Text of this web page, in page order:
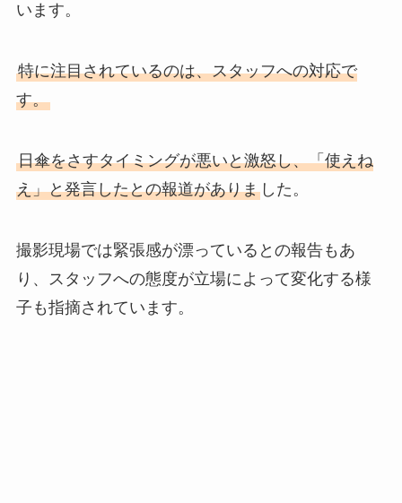
います。
特に注目されているのは、スタッフへの対応で
す。
日傘をさすタイミングが悪いと激怒し、「使えね
え」と発言したとの報道がありました。
撮影現場では緊張感が漂っているとの報告もあ
り、スタッフへの態度が立場によって変化する様
子も指摘されています。